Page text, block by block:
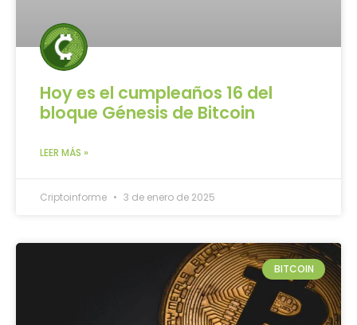
Hoy es el cumpleaños 16 del
bloque Génesis de Bitcoin
LEER MÁS »
Criptoinforme 3 de enero de 2025
BITCOIN